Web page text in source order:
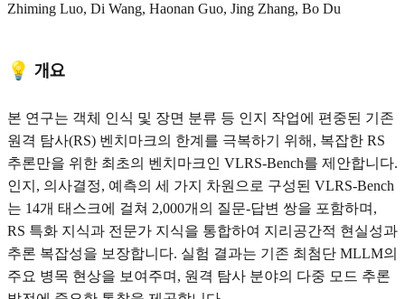
Zhiming Luo, Di Wang, Haonan Guo, Jing Zhang, Bo Du
💡 개요
본 연구는 객체 인식 및 장면 분류 등 인지 작업에 편중된 기존
원격 탐사(RS) 벤치마크의 한계를 극복하기 위해, 복잡한 RS
추론만을 위한 최초의 벤치마크인 VLRS-Bench를 제안합니다.
인지, 의사결정, 예측의 세 가지 차원으로 구성된 VLRS-Bench
는 14개 태스크에 걸쳐 2,000개의 질문-답변 쌍을 포함하며,
RS 특화 지식과 전문가 지식을 통합하여 지리공간적 현실성과
추론 복잡성을 보장합니다. 실험 결과는 기존 최첨단 MLLM의
주요 병목 현상을 보여주며, 원격 탐사 분야의 다중 모드 추론